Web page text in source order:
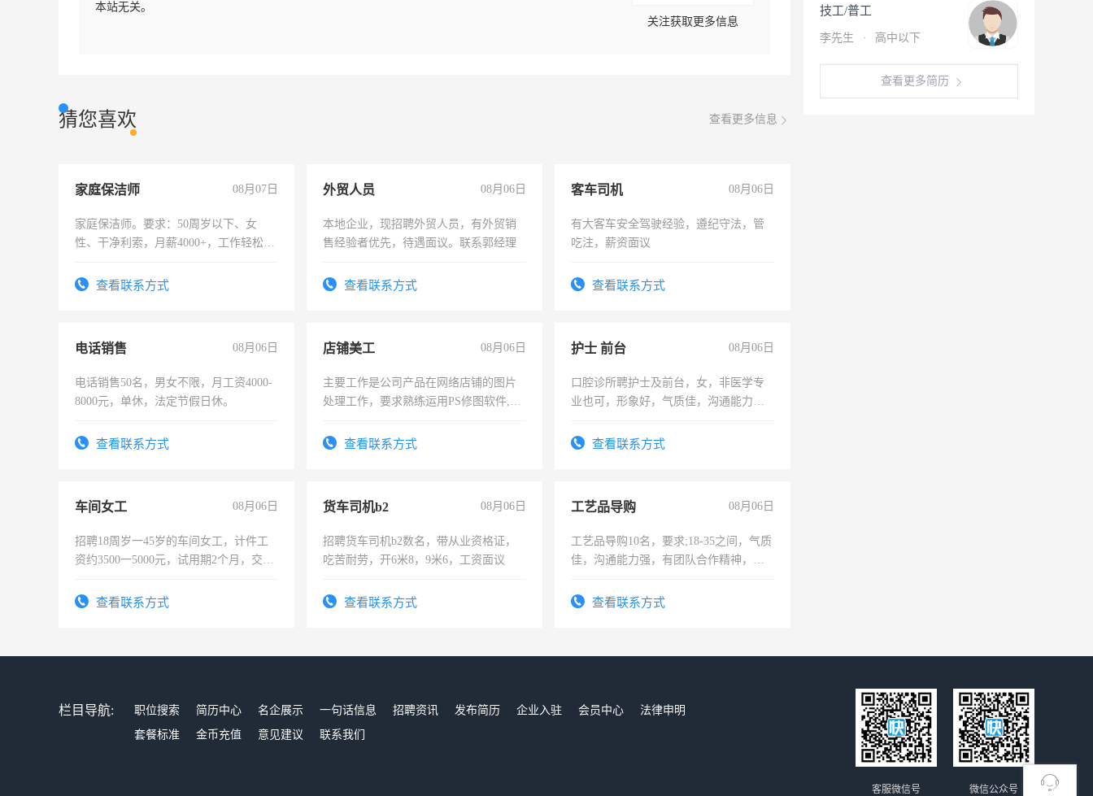
本站无关。
关注获取更多信息
猜您喜欢 查看更多信息
家庭保洁师 08月07日
家庭保洁师。要求：50周岁以下、女
性、干净利索，月薪4000+，工作轻松，
太太等。查看联系方式
外贸人员 08月06日
本地企业，现招聘外贸人员，有外贸销
售经验者优先，待遇面议。联系郭经理
查看联系方式
客车司机 08月06日
有大客车安全驾驶经验，遵纪守法，管
吃注，薪资面议
查看联系方式
电话销售 08月06日
电话销售50名，男女不限，月工资4000-
8000元，单休，法定节假日休。
查看联系方式
店铺美工 08月06日
主要工作是公司产品在网络店铺的图片
处理工作，要求熟练运用PS修图软件,工
查看联系方式
护士 前台 08月06日
口腔诊所聘护士及前台，女，非医学专
业也可，形象好，气质佳，沟通能力
查看联系方式
车间女工 08月06日
招聘18周岁一45岁的车间女工，计件工
资约3500一5000元，试用期2个月，交五
查看联系方式
货车司机b2 08月06日
招聘货车司机b2数名，带从业资格证，
吃苦耐劳，开6米8，9米6，工资面议
查看联系方式
工艺品导购 08月06日
工艺品导购10名，要求;18-35之间，气质
佳，沟通能力强，有团队合作精神，有
查看联系方式
技工/普工
李先生 · 高中以下
查看更多简历
栏目导航: 职位搜索 简历中心 名企展示 一句话信息 招聘资讯 发布简历 企业入驻 会员中心
法律申明
套餐标准
金币充值 意见建议 联系我们
微信公众号
客服微信号